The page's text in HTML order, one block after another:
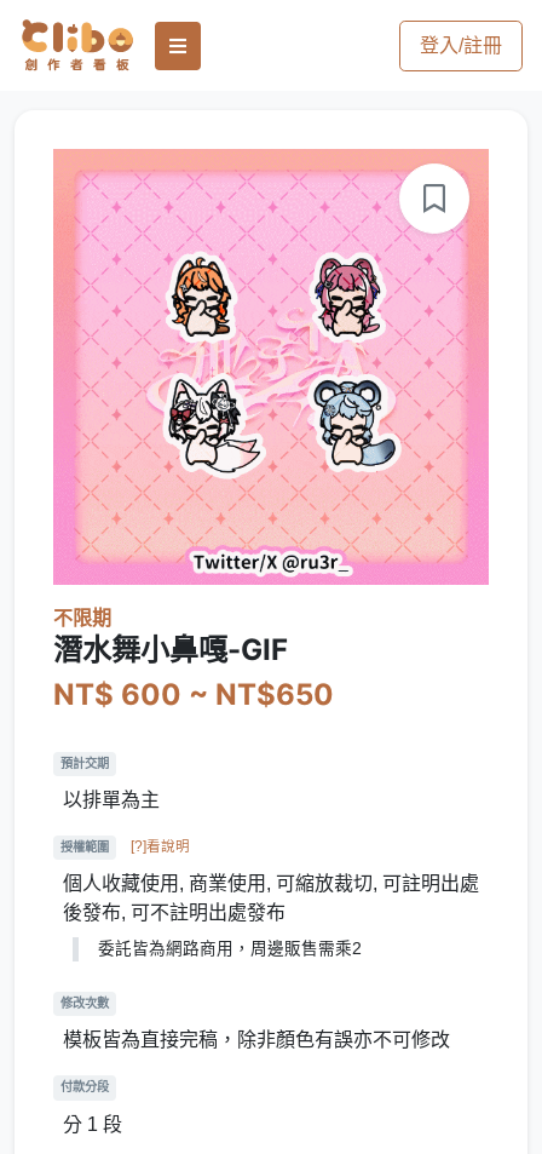
登入/註冊
不限期
潛水舞小鼻嘎-GIF
NT$ 600 ~ NT$650
預計交期
以排單為主
授權範圍 [?]看說明
個人收藏使用, 商業使用, 可縮放裁切, 可註明出處
後發布, 可不註明出處發布
委託皆為網路商用，周邊販售需乘2
修改次數
模板皆為直接完稿，除非顏色有誤亦不可修改
付款分段
分 1 段